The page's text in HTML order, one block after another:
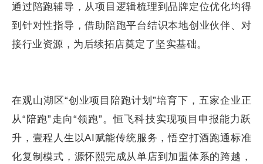
通过陪跑辅导，从项目逻辑梳理到品牌定位优化均得
到针对性指导，借助陪跑平台结识本地创业伙伴、对
接行业资源，为后续拓店奠定了坚实基础。
在观山湖区“创业项目陪跑计划”培育下，五家企业正
从“陪跑”走向“领跑”。恒飞科技实现项目申报能力跃
升，壹程人生以AI赋能传统服务，悟空打酒跑通标准
化复制模式，源怀熙完成从单店到加盟体系的跨越，